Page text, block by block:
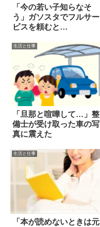
「今の若い子知らなそ
う」ガソスタでフルサー
ビスを頼むと…
生活と仕事
「旦那と喧嘩して…」整
備士が受け取った車の写
真に震えた
生活と仕事
「本が読めないときは元